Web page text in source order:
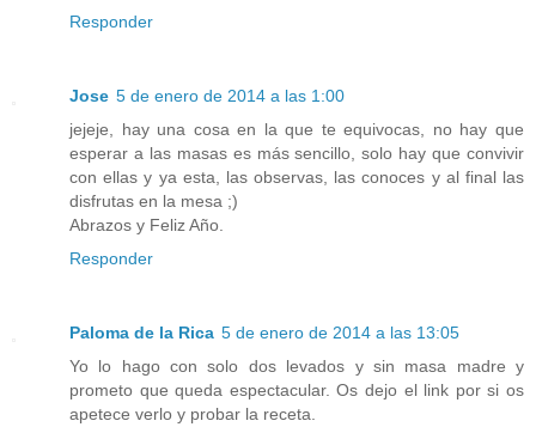
Responder
Jose 5 de enero de 2014 a las 1:00
jejeje, hay una cosa en la que te equivocas, no hay que
esperar a las masas es más sencillo, solo hay que convivir
con ellas y ya esta, las observas, las conoces y al final las
disfrutas en la mesa ;)
Abrazos y Feliz Año.
Responder
Paloma de la Rica 5 de enero de 2014 a las 13:05
Yo lo hago con solo dos levados y sin masa madre y
prometo que queda espectacular. Os dejo el link por si os
apetece verlo y probar la receta.